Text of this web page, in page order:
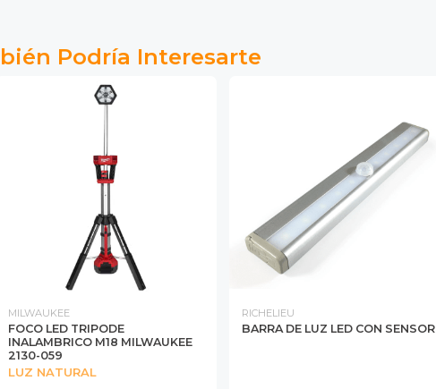
Podría Interesarte
MILWAUKEE
FOCO LED TRIPODE
INALAMBRICO M18 MILWAUKEE
2130-059
LUZ NATURAL
RICHELIEU
BARRA DE LUZ LED CON SENSOR